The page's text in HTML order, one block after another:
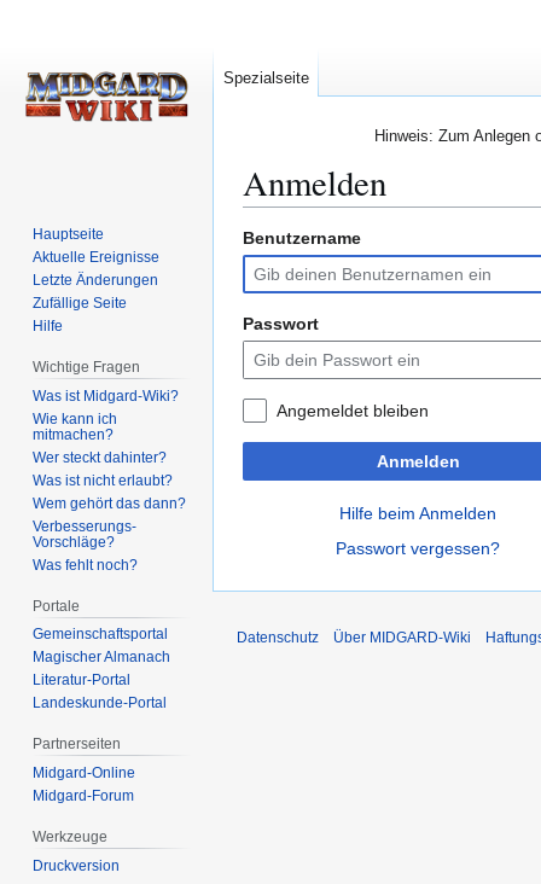
Hinweis: Zum Anlegen
Anmelden
Zur
Navigation
springen
Zur
Suche
springen
Benutzername
Passwort
Angemeldet bleiben
Anmelden
Hilfe beim Anmelden
Passwort vergessen?
Spezialseite
Hauptseite
Aktuelle Ereignisse
Letzte Änderungen
Zufällige Seite
Hilfe
Wichtige Fragen
Was ist Midgard-Wiki?
Wie kann ich
mitmachen?
Wer steckt dahinter?
Was ist nicht erlaubt?
Wem gehört das dann?
Verbesserungs-
Vorschläge?
Was fehlt noch?
Portale
Gemeinschafts­portal
Magischer Almanach
Literatur-Portal
Landeskunde-Portal
Partnerseiten
Midgard-Online
Midgard-Forum
Werkzeuge
Druckversion
Datenschutz Über MIDGARD-Wiki